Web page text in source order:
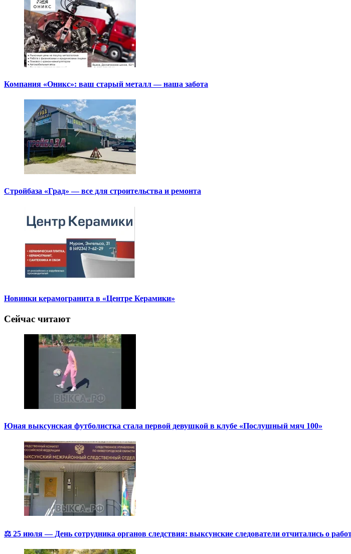
Компания «Оникс»: ваш старый металл — наша забота
Стройбаза «Град» — все для строительства и ремонта
Новинки керамогранита в «Центре Керамики»
Сейчас читают
Юная выксунская футболистка стала первой девушкой в клубе «Послушный мяч 100»
⚖️ 25 июля — День сотрудника органов следствия: выксунские следователи отчитались о